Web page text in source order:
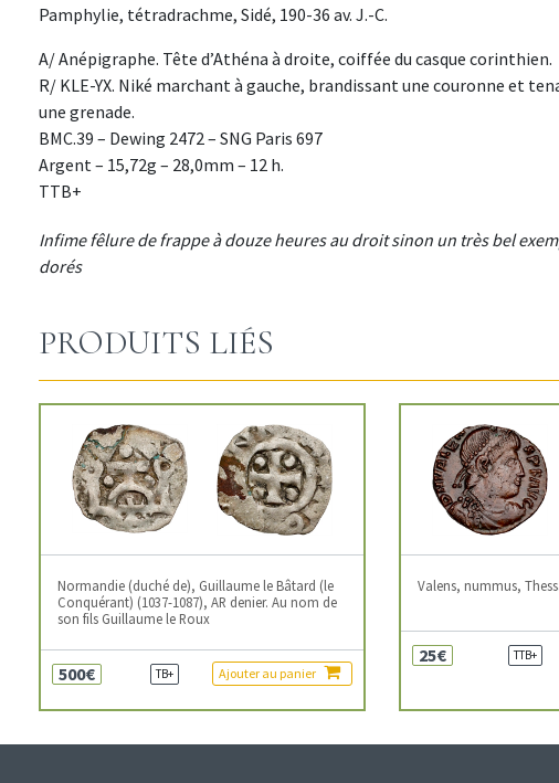
Pamphylie, tétradrachme, Sidé, 190-36 av. J.-C.
A/ Anépigraphe. Tête d’Athéna à droite, coiffée du casque corinthien.
R/ KLE-YX. Niké marchant à gauche, brandissant une couronne et
une grenade.
BMC.39 – Dewing 2472 – SNG Paris 697
Argent – 15,72g – 28,0mm – 12 h.
TTB+
Infime fêlure de frappe à douze heures au droit sinon un très bel
dorés
PRODUITS LIÉS
Normandie (duché de), Guillaume le Bâtard (le
Conquérant) (1037-1087), AR denier. Au nom de
son fils Guillaume le Roux
500€ TB+ Ajouter au panier
Valens, nummus,
25€ TTB+